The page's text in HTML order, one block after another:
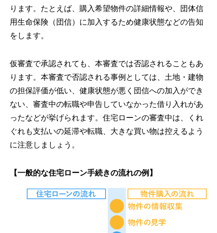
ります。たとえば、購入希望物件の詳細情報や、団体信
用生命保険（団信）に加入するため健康状態などの告知
をします。
仮審査で承認されても、本審査では否認されることもあ
ります。本審査で否認される事例としては、土地・建物
の担保評価が低い、健康状態が悪く団信への加入ができ
ない、審査中の転職や申告していなかった借り入れがあ
ったなどが挙げられます。住宅ローンの審査中は、くれ
ぐれも支払いの延滞や転職、大きな買い物は控えるよう
に注意しましょう。
【一般的な住宅ローン手続きの流れの例】